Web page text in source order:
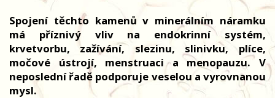
Spojení těchto kamenů v minerálním náramku
má příznivý vliv na endokrinní systém,
krvetvorbu, zažívání, slezinu, slinivku, plíce,
močové ústrojí, menstruaci a menopauzu. V
neposlední řadě podporuje veselou a vyrovnanou
mysl.